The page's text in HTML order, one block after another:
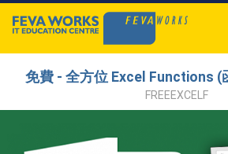
免費 - 全方位 Excel Functions (
FREEEXCELF